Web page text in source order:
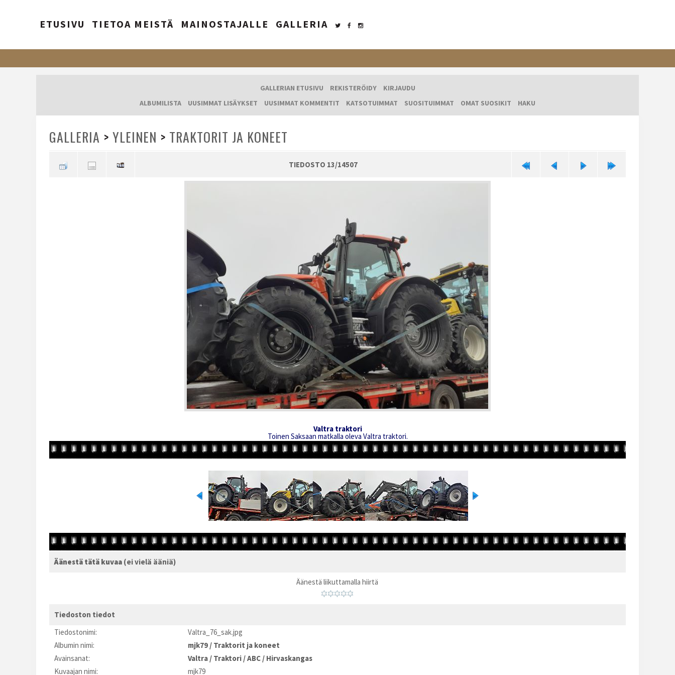
ETUSIVU TIETOA MEISTÄ MAINOSTAJALLE GALLERIA
GALLERIAN ETUSIVU REKISTERÖIDY
KIRJAUDU
ALBUMILISTA
UUSIMMAT LISÄYKSET UUSIMMAT KOMMENTIT KATSOTUIMMAT SUOSITUIMMAT OMAT SUOSIKIT HAKU
GALLERIA > YLEINEN > TRAKTORIT JA KONEET
TIEDOSTO 13/14507
Valtra traktori
Toinen Saksaan matkalla oleva Valtra traktori.
Äänestä tätä kuvaa (ei vielä ääniä)
Äänestä liikuttamalla hiirtä
Tiedoston tiedot
Tiedostonimi:
Valtra_76_sak.jpg
Albumin nimi:
mjk79 / Traktorit ja koneet
Avainsanat:
Valtra / Traktori /ABC / Hirvaskangas
Kuvaajan nimi:
mjk79